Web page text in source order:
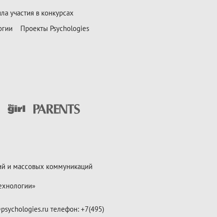
участия в конкурсах
Проекты Psychologies
и массовых коммуникаций
телефон: +7(495)